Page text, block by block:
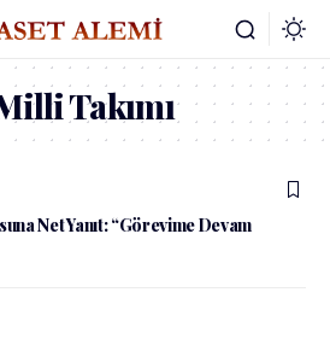
Takımı
Net Yanıt: “Görevime Devam